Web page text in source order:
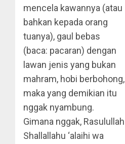
mencela kawannya (atau
bahkan kepada orang
tuanya), gaul bebas
(baca: pacaran) dengan
lawan jenis yang bukan
mahram, hobi berbohong,
maka yang demikian itu
nggak nyambung.
Gimana nggak, Rasulullah
Shallallahu ‘alaihi wa